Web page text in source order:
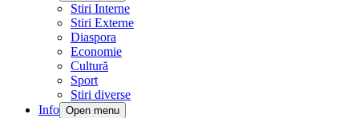
Stiri Interne
Stiri Externe
Diaspora
Economie
Cultură
Sport
Stiri diverse
Info Open menu